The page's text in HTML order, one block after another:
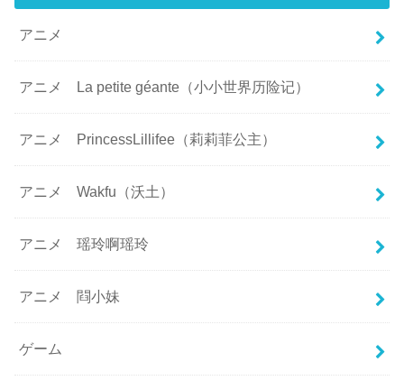
アニメ
アニメ La petite géante（小小世界历险记）
アニメ PrincessLillifee（莉莉菲公主）
アニメ Wakfu（沃土）
アニメ 瑶玲啊瑶玲
アニメ 閰小妹
ゲーム